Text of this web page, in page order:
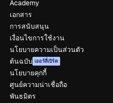
Academy
เอกสาร
การสนับสนุน
เงื่อนไขการใช้งาน
นโยบายความเป็นส่วนตัว
ต้นฉบับ เออร์ลี่เบิร์ด
นโยบายคุกกี้
ศูนย์ความน่าเชื่อถือ
พันธมิตร